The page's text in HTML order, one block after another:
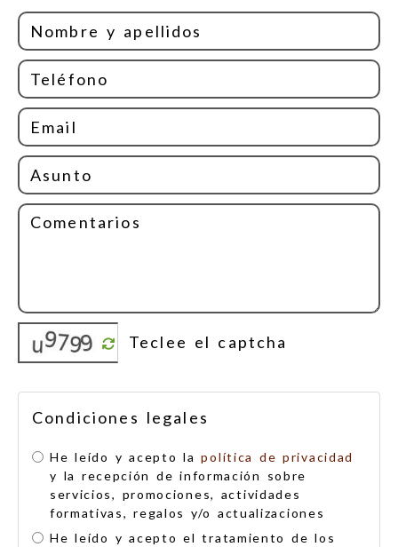
Condiciones legales
He leído y acepto lapolítica de privacidad
y la recepción de información sobre
servicios, promociones, actividades
formativas, regalos y/o actualizaciones
He leído y acepto el tratamiento de los